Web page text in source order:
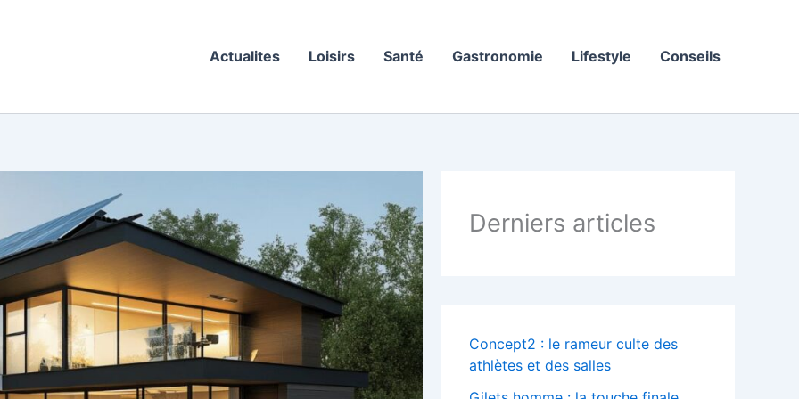
Actualites Loisirs Santé Gastronomie Lifestyle Conseils
Derniers articles
Concept2 : le rameur culte des
athlètes et des salles